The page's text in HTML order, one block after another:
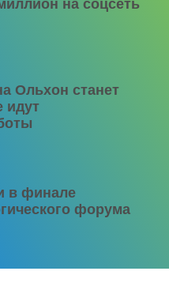
на соцсеть
Ольхон станет
идут
в финале
форума